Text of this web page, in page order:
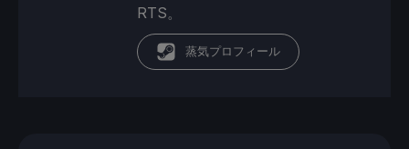
RTS。
蒸気プロフィール